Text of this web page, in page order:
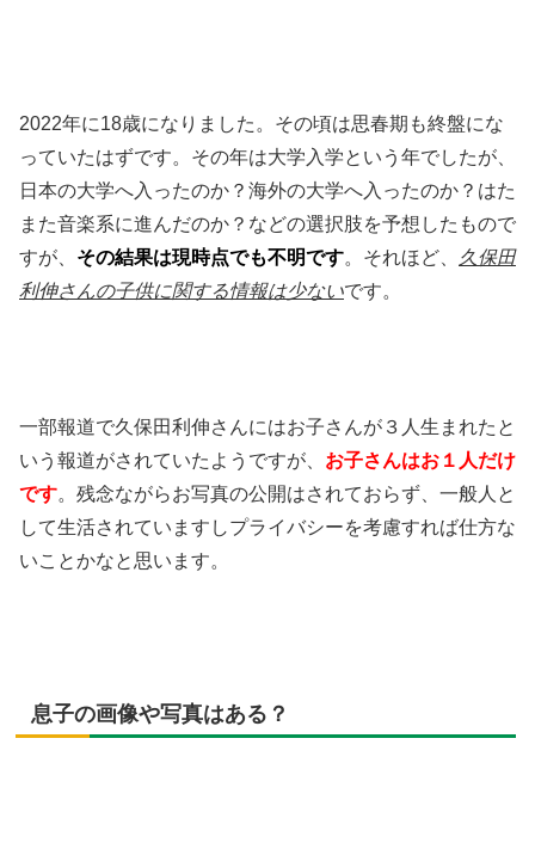
2022年に18歳になりました。その頃は思春期も終盤にな
っていたはずです。その年は大学入学という年でしたが、
日本の大学へ入ったのか？海外の大学へ入ったのか？はた
また音楽系に進んだのか？などの選択肢を予想したもので
すが、 その結果は現時点でも不明です。それほど、
久保田
利伸さんの子供に関する情報は少ないです。
一部報道で久保田利伸さんにはお子さんが３人生まれたと
いう報道がされていたようですが、 お子さんはお１人だけ
です。残念ながらお写真の公開はされておらず、一般人と
して生活されていますしプライバシーを考慮すれば仕方な
いことかなと思います。
息子の画像や写真はある？